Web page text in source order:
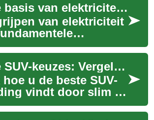
Leer de basis van elektriciteit en meer
van elektriciteit
die deuren opent
professionele
Slimme SUV-keuzes: Vergelijk en bespaar op uw nieuwe auto
u de beste SUV-
vindt door slim te
Leer over
factoren zoals